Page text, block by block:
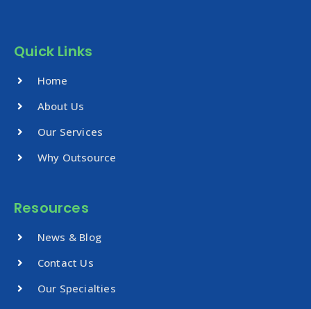
Quick Links
Home
About Us
Our Services
Why Outsource
Resources
News & Blog
Contact Us
Our Specialties